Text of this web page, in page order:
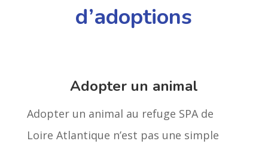
d’adoptions
Adopter un animal
Adopter un animal au refuge SPA de
Loire Atlantique n’est pas une simple